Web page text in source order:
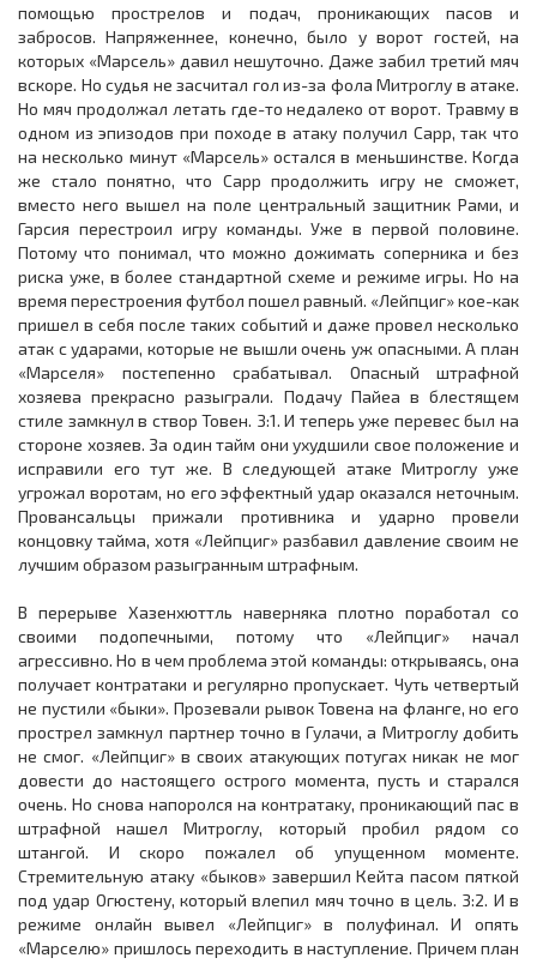
помощью прострелов и подач, проникающих пасов и
забросов. Напряженнее, конечно, было у ворот гостей, на
которых «Марсель» давил нешуточно. Даже забил третий мяч
вскоре. Но судья не засчитал гол из-за фола Митроглу в атаке.
Но мяч продолжал летать где-то недалеко от ворот. Травму в
одном из эпизодов при походе в атаку получил Сарр, так что
на несколько минут «Марсель» остался в меньшинстве. Когда
же стало понятно, что Сарр продолжить игру не сможет,
вместо него вышел на поле центральный защитник Рами, и
Гарсия перестроил игру команды. Уже в первой половине.
Потому что понимал, что можно дожимать соперника и без
риска уже, в более стандартной схеме и режиме игры. Но на
время перестроения футбол пошел равный. «Лейпциг» кое-как
пришел в себя после таких событий и даже провел несколько
атак с ударами, которые не вышли очень уж опасными. А план
«Марселя» постепенно срабатывал. Опасный штрафной
хозяева прекрасно разыграли. Подачу Пайеа в блестящем
стиле замкнул в створ Товен. 3:1. И теперь уже перевес был на
стороне хозяев. За один тайм они ухудшили свое положение и
исправили его тут же. В следующей атаке Митроглу уже
угрожал воротам, но его эффектный удар оказался неточным.
Провансальцы прижали противника и ударно провели
концовку тайма, хотя «Лейпциг» разбавил давление своим не
лучшим образом разыгранным штрафным.
В перерыве Хазенхюттль наверняка плотно поработал со
своими подопечными, потому что «Лейпциг» начал
агрессивно. Но в чем проблема этой команды: открываясь, она
получает контратаки и регулярно пропускает. Чуть четвертый
не пустили «быки». Прозевали рывок Товена на фланге, но его
прострел замкнул партнер точно в Гулачи, а Митроглу добить
не смог. «Лейпциг» в своих атакующих потугах никак не мог
довести до настоящего острого момента, пусть и старался
очень. Но снова напоролся на контратаку, проникающий пас в
штрафной нашел Митроглу, который пробил рядом со
штангой. И скоро пожалел об упущенном моменте.
Стремительную атаку «быков» завершил Кейта пасом пяткой
под удар Огюстену, который влепил мяч точно в цель. 3:2. И в
режиме онлайн вывел «Лейпциг» в полуфинал. И опять
«Марселю» пришлось переходить в наступление. Причем план